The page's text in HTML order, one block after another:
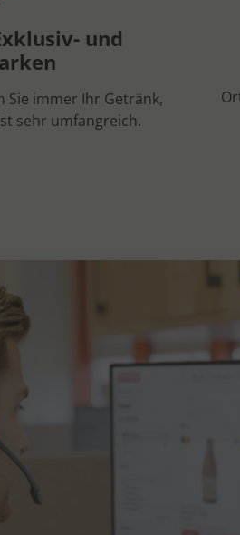
und
Sie immer Ihr Getränk,
sehr umfangreich.